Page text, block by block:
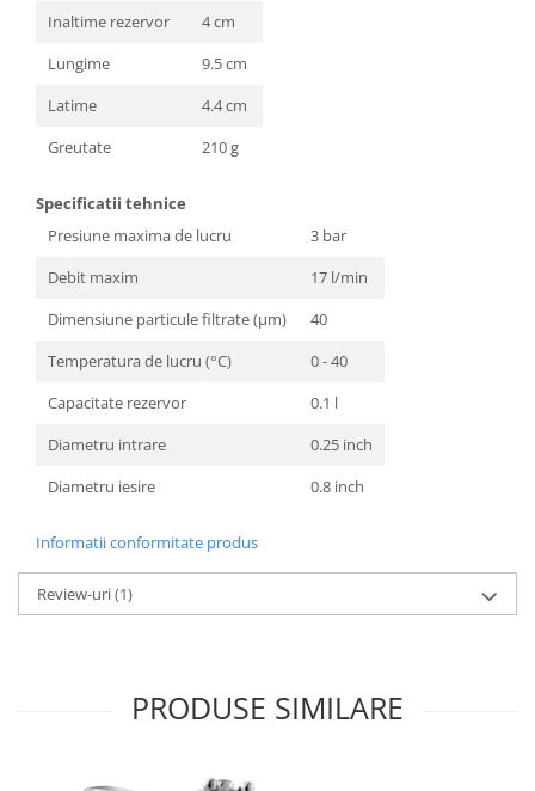
Inaltime rezervor
4 cm
Lungime
9.5 cm
Latime
4.4 cm
Greutate
210 g
Specificatii tehnice
Presiune maxima de lucru
3 bar
Debit maxim
17 l/min
Dimensiune particule filtrate (μm)
40
Temperatura de lucru (°C)
0 - 40
Capacitate rezervor
0.1 l
Diametru intrare
0.25 inch
Diametru iesire
0.8 inch
Informatii conformitate produs
Review-uri(1)
PRODUSE SIMILARE